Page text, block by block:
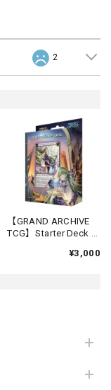
2
【GRAND ARCHIVE
TCG】Starter Deck -
Ashes】《英語版》
¥3,000